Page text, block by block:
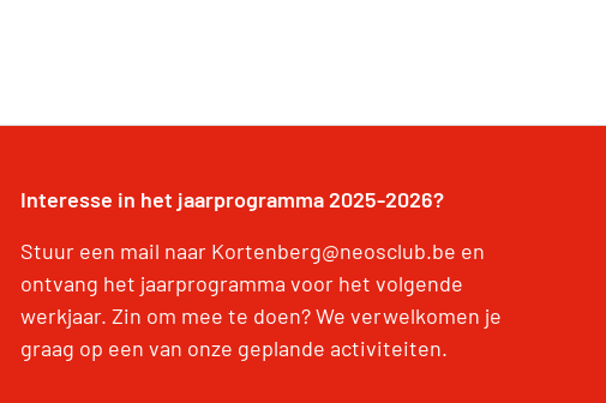
Interesse in het jaarprogramma 2025-2026?
Stuur een mail naar Kortenberg@neosclub.be en
ontvang het jaarprogramma voor het volgende
werkjaar. Zin om mee te doen? We verwelkomen je
graag op een van onze geplande activiteiten.